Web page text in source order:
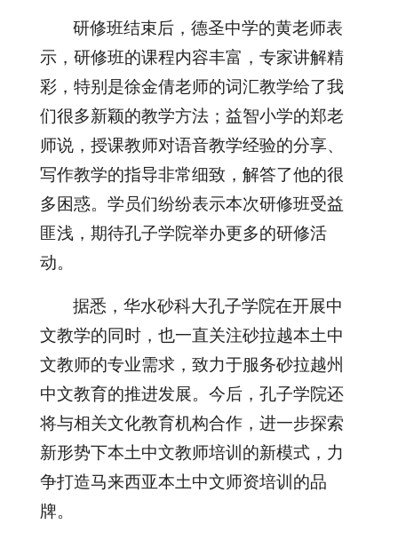
研修班结束后，德圣中学的黄老师表
示，研修班的课程内容丰富，专家讲解精
彩，特别是徐金倩老师的词汇教学给了我
们很多新颖的教学方法；益智小学的郑老
师说，授课教师对语音教学经验的分享、
写作教学的指导非常细致，解答了他的很
多困惑。学员们纷纷表示本次研修班受益
匪浅，期待孔子学院举办更多的研修活
动。
据悉，华水砂科大孔子学院在开展中
文教学的同时，也一直关注砂拉越本土中
文教师的专业需求，致力于服务砂拉越州
中文教育的推进发展。今后，孔子学院还
将与相关文化教育机构合作，进一步探索
新形势下本土中文教师培训的新模式，力
争打造马来西亚本土中文师资培训的品
牌。